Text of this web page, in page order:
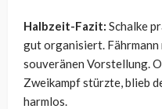
Halbzeit-Fazit: Schalke
gut organisiert.
souveränen Vorstellung.
Zweikampf stürzte, blieb
harmlos.